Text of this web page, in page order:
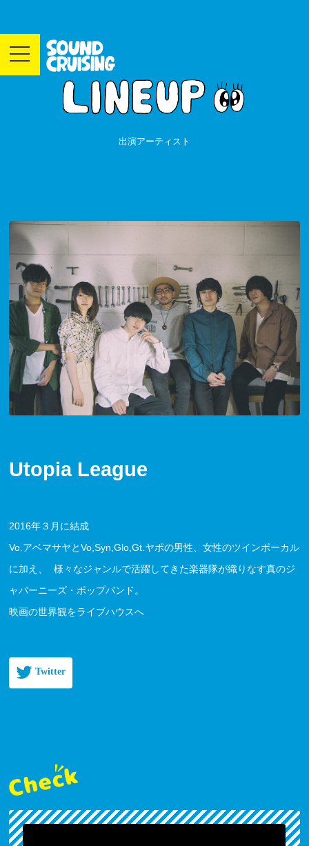
toggle
navigation
出演アーティスト
Utopia League
2016年３月に結成
Vo.アベマサヤとVo,Syn,Glo,Gt.ヤポの男性、女性のツインボーカル
に加え、 様々なジャンルで活躍してきた楽器隊が織りなす真のジ
ャパーニーズ・ポップバンド。
映画の世界観をライブハウスへ
Twitter